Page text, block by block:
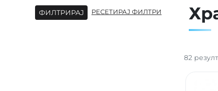
ФИЛТРИРАЈ РЕСЕТИРАЈ ФИЛТРИ
82